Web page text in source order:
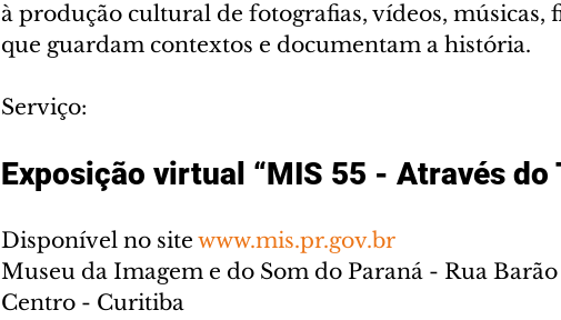
à produção cultural de fotografias, vídeos, músicas,
que guardam contextos e documentam a história.
Serviço:
Exposição virtual “MIS 55 - Através do
Disponível no site www.mis.pr.gov.br
Museu da Imagem e do Som do Paraná - Rua
Centro - Curitiba